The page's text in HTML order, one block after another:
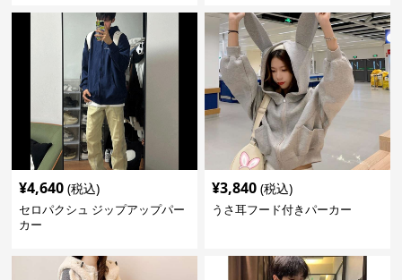
¥4,640 (税込)
セロパクシュ ジップアップパー
カー
¥3,840 (税込)
うさ耳フード付きパーカー